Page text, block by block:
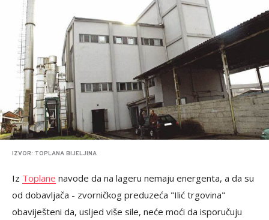
IZVOR: TOPLANA BIJELJINA
Iz Toplane navode da na lageru nemaju energenta, a da su
od dobavljača - zvorničkog preduzeća "Ilić trgovina"
obaviješteni da, usljed više sile, neće moći da isporučuju